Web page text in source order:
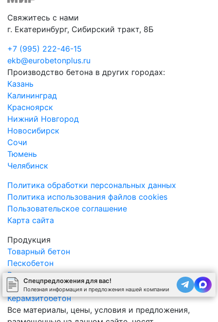
Свяжитесь с нами
г. Екатеринбург, Сибирский тракт, 8Б
+7 (995) 222-46-15
ekb@eurobetonplus.ru
Производство бетона в других городах:
Казань
Калининград
Красноярск
Нижний Новгород
Новосибирск
Сочи
Тюмень
Челябинск
Политика обработки персональных данных
Политика использования файлов cookies
Пользовательское соглашение
Карта сайта
Продукция
Товарный бетон
Пескобетон
Раствор
Фибробетон
Керамзитобетон
Все материалы, цены, условия и предложения,
Спецпредложения для вас!
Полезная информация и предложения нашей компании